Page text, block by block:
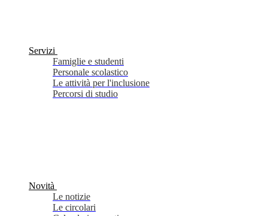
Servizi
Famiglie e studenti
Personale scolastico
Le attività per l'inclusione
Percorsi di studio
Novità
Le notizie
Le circolari